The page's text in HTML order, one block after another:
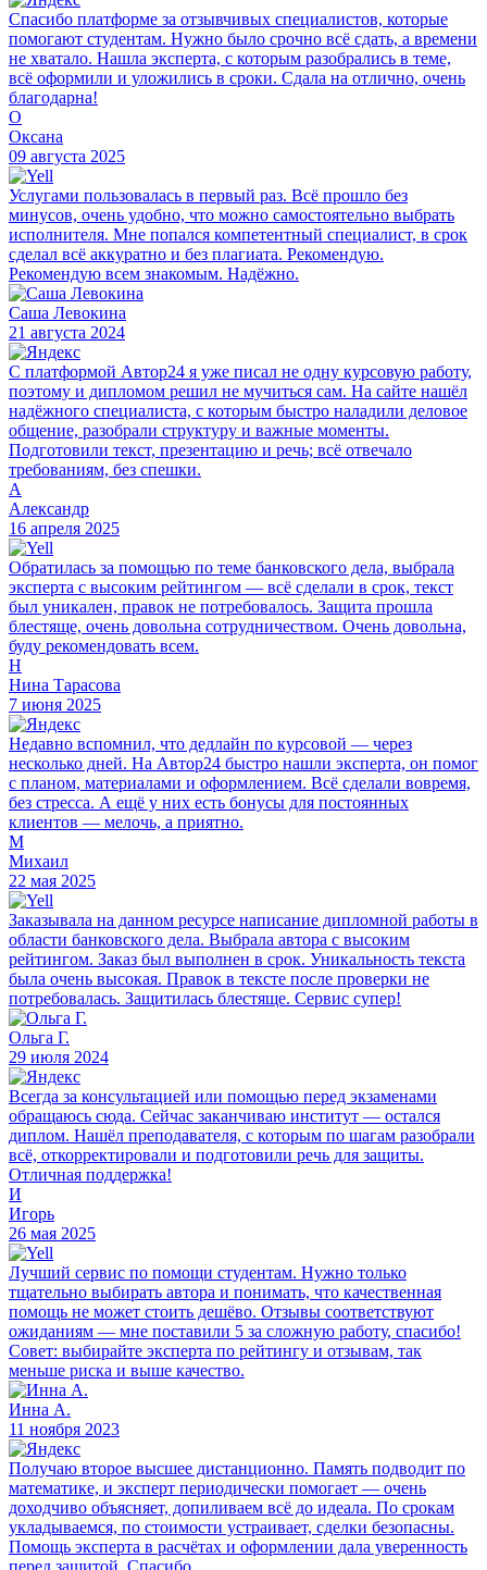
Спасибо платформе за отзывчивых специалистов, которые
помогают студентам. Нужно было срочно всё сдать, а времени
не хватало. Нашла эксперта, с которым разобрались в теме,
всё оформили и уложились в сроки. Сдала на отлично, очень
благодарна!
О
Оксана
09 августа 2025
Услугами пользовалась в первый раз. Всё прошло без
минусов, очень удобно, что можно самостоятельно выбрать
исполнителя. Мне попался компетентный специалист, в срок
сделал всё аккуратно и без плагиата. Рекомендую.
Рекомендую всем знакомым. Надёжно.
Саша Левокина
21 августа 2024
С платформой Автор24 я уже писал не одну курсовую работу,
поэтому и дипломом решил не мучиться сам. На сайте нашёл
надёжного специалиста, с которым быстро наладили деловое
общение, разобрали структуру и важные моменты.
Подготовили текст, презентацию и речь; всё отвечало
требованиям, без спешки.
А
Александр
16 апреля 2025
Обратилась за помощью по теме банковского дела, выбрала
эксперта с высоким рейтингом — всё сделали в срок, текст
был уникален, правок не потребовалось. Защита прошла
блестяще, очень довольна сотрудничеством. Очень довольна,
буду рекомендовать всем.
Н
Нина Тарасова
7 июня 2025
Недавно вспомнил, что дедлайн по курсовой — через
несколько дней. На Автор24 быстро нашли эксперта, он помог
с планом, материалами и оформлением. Всё сделали вовремя,
без стресса. А ещё у них есть бонусы для постоянных
клиентов — мелочь, а приятно.
М
Михаил
22 мая 2025
Заказывала на данном ресурсе написание дипломной работы в
области банковского дела. Выбрала автора с высоким
рейтингом. Заказ был выполнен в срок. Уникальность текста
была очень высокая. Правок в тексте после проверки не
потребовалась. Защитилась блестяще. Сервис супер!
Ольга Г.
29 июля 2024
Всегда за консультацией или помощью перед экзаменами
обращаюсь сюда. Сейчас заканчиваю институт — остался
диплом. Нашёл преподавателя, с которым по шагам разобрали
всё, откорректировали и подготовили речь для защиты.
Отличная поддержка!
И
Игорь
26 мая 2025
Лучший сервис по помощи студентам. Нужно только
тщательно выбирать автора и понимать, что качественная
помощь не может стоить дешёво. Отзывы соответствуют
ожиданиям — мне поставили 5 за сложную работу, спасибо!
Совет: выбирайте эксперта по рейтингу и отзывам, так
меньше риска и выше качество.
Инна А.
11 ноября 2023
Получаю второе высшее дистанционно. Память подводит по
математике, и эксперт периодически помогает — очень
доходчиво объясняет, допиливаем всё до идеала. По срокам
укладываемся, по стоимости устраивает, сделки безопасны.
Помощь эксперта в расчётах и оформлении дала уверенность
перед защитой. Спасибо